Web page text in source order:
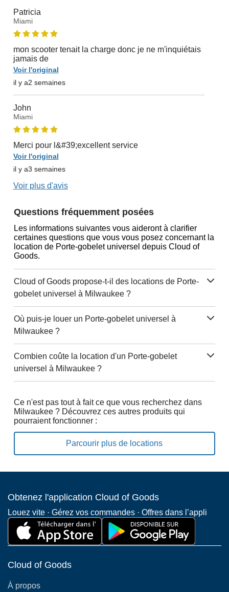
Patricia
Miami
mon scooter tenait la charge donc je ne m'inquiétais
jamais de
Voir l'original
il y a2 semaines
John
Miami
Merci pour l&#39;excellent service
Voir l'original
il y a3 semaines
Voir plus d'avis
Questions fréquemment posées
Les informations suivantes vous aideront à clarifier
certaines questions que vous vous posez concernant la
location de Porte-gobelet universel depuis Cloud of
Goods.
Cloud of Goods propose-t-il des locations de Porte-
gobelet universel à Milwaukee ?
Où puis-je louer un Porte-gobelet universel à
Milwaukee ?
Combien coûte la location d'un Porte-gobelet
universel à Milwaukee ?
Ce n'est pas tout à fait ce que vous recherchez dans
Milwaukee ? Découvrez ces autres produits qui
pourraient fonctionner :
Parcourir plus de locations
Obtenez l'application Cloud of Goods
Louez vite · Gérez vos commandes · Offres dans l’appli
Cloud of Goods
À propos